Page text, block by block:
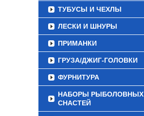
ТУБУСЫ И ЧЕХЛЫ
ЛЕСКИ И ШНУРЫ
ПРИМАНКИ
ГРУЗА/ДЖИГ-ГОЛОВКИ
ФУРНИТУРА
НАБОРЫ РЫБОЛОВНЫХ
СНАСТЕЙ